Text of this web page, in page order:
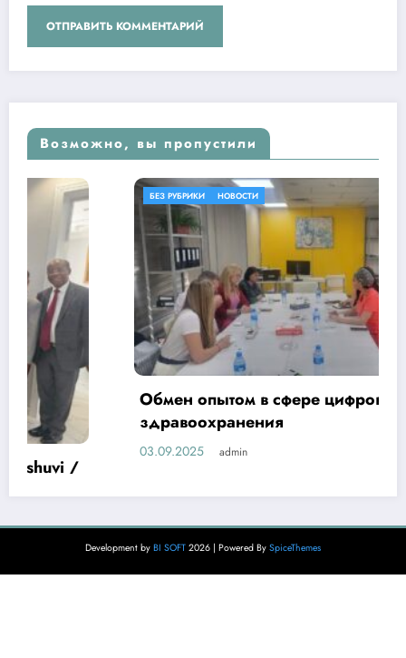
Возможно, вы пропустили
БЕЗ РУБРИКИ НОВОСТИ
Обмен опытом в сфере цифровизации
здравоохранения
admin
Development by BI SOFT 2026 | Powered By SpiceThemes